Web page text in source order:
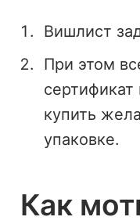
Вишлист
При этом
купить
упаковке.
Как